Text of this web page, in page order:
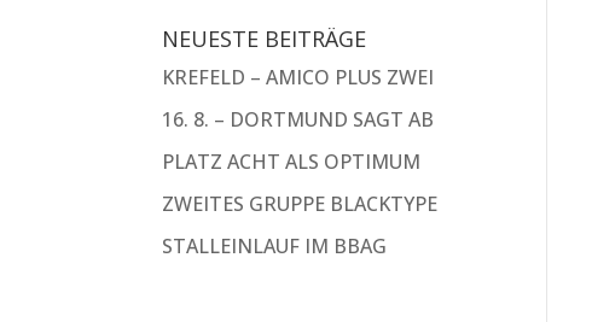
NEUESTE BEITRÄGE
KREFELD – AMICO PLUS ZWEI
16. 8. – DORTMUND SAGT AB
PLATZ ACHT ALS OPTIMUM
ZWEITES GRUPPE BLACKTYPE
STALLEINLAUF IM BBAG